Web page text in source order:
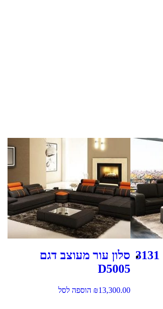
סלון עור מעוצב דגם
D5005
₪13,300.00 הוספה לסל